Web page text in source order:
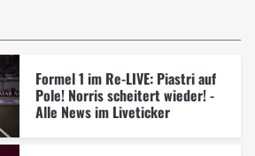
Formel 1 im Re-LIVE: Piastri auf
Pole! Norris scheitert wieder! -
Alle News im Liveticker